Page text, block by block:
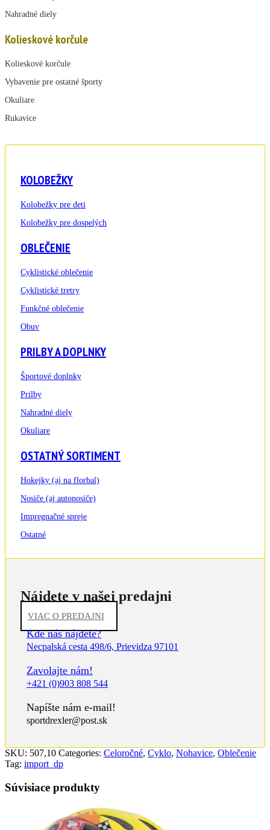
Nahradné diely
Kolieskové korčule
Kolieskové korčule
Vybavenie pre ostatné športy
Okuliare
Rukavice
KOLOBEŽKY
Kolobežky pre deti
Kolobežky pre dospelých
OBLEČENIE
Cyklistické oblečenie
Cyklistické tretry
Funkčné oblečenie
Obuv
PRILBY A DOPLNKY
Športové doplnky
Prilby
Nahradné diely
Okuliare
OSTATNÝ SORTIMENT
Hokejky (aj na florbal)
Nosiče (aj autonosiče)
Impregnačné spreje
Ostatné
Nájdete v našej predajni
VIAC O PREDAJNI
Kde nás nájdete?
Necpalská cesta 498/6, Prievidza 97101
Zavolajte nám!
+421 (0)903 808 544
Napíšte nám e-mail!
sportdrexler@post.sk
SKU: 507,10 Categories: Celoročné, Cyklo, Nohavice, Oblečenie
Tag: import_dp
Súvisiace produkty